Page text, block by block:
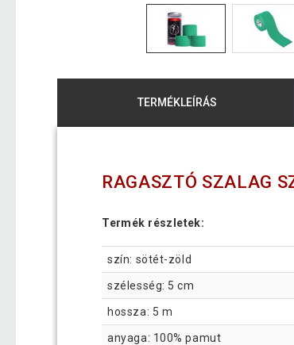
TERMÉKLEÍRÁS
RAGASZTÓ SZALAG
Termék részletek:
szín: sötét-zöld
szélesség: 5 cm
hossza: 5 m
anyaga: 100% pamut